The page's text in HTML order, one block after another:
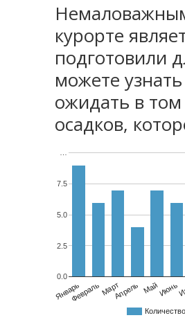
курорте
подготовили
можете
ожидать в
осадков,
ЯнварьФевральМартАпрель МайИюнь
0.0
2.5
5.0
7.5